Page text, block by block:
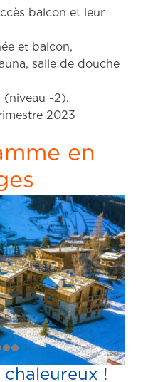
balcon et leur
et balcon,
salle de douche
(niveau -2).
2023
en
!